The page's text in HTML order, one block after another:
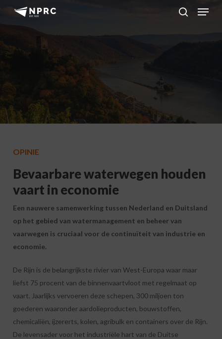
Skip
content
Menu
OPINIE
Bevaarbare waterwegen houden
vaart in economie
Een nauwere samenwerking tussen Nederland en Duitsland
op het gebied van watermanagement en beheer van
vaarwegen is cruciaal voor de continuïteit van industrie en
economie.
De Rijn is de belangrijkste rivier van West-Europa waar maar
liefst 75 procent van de binnenvaartvloot met regelmaat op
vaart. Jaarlijks vervoeren deze schepen, 300 miljoen ton
goederen waaronder aardolieproducten, bouwstoffen,
chemicaliën, ijzererts, kolen, agribulk en containers over de Rijn.
De levensader voor het industriële hart van de Duitse